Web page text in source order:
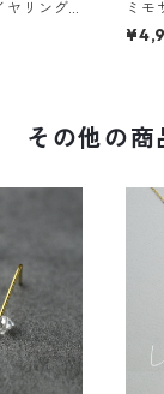
ヤリング
ーイエロ
レーキャ
ミモ
輪の
ェイ
その他の商